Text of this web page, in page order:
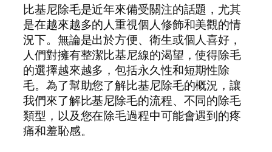
比基尼除毛是近年來備受關注的話題，尤其
是在越來越多的人重視個人修飾和美觀的情
況下。無論是出於方便、衛生或個人喜好，
人們對擁有整潔比基尼線的渴望，使得除毛
的選擇越來越多，包括永久性和短期性除
毛。為了幫助您了解比基尼除毛的概況，讓
我們來了解比基尼除毛的流程、不同的除毛
類型，以及您在除毛過程中可能會遇到的疼
痛和羞恥感。